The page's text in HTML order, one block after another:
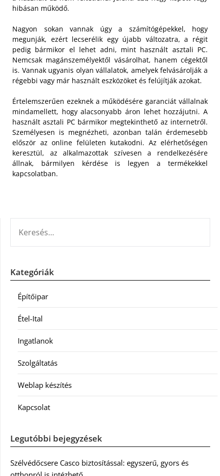
hibásan működő.
Nagyon sokan vannak úgy a számítógépekkel, hogy
megunják, ezért lecserélik egy újabb változatra, a régit
pedig bármikor el lehet adni, mint használt asztali PC.
Nemcsak magánszemélyektől vásárolhat, hanem cégektől
is. Vannak ugyanis olyan vállalatok, amelyek felvásárolják a
régebbi vagy már használt eszközöket és felújítják azokat.
Értelemszerűen ezeknek a működésére garanciát vállalnak
mindamellett, hogy alacsonyabb áron lehet hozzájutni. A
használt asztali PC bármikor megtekinthető az internetről.
Személyesen is megnézheti, azonban talán érdemesebb
először az online felületen kutakodni. Az elérhetőségen
keresztül, az alkalmazottak szívesen a rendelkezésére
állnak, bármilyen kérdése is legyen a termékekkel
kapcsolatban.
Kategóriák
Építőipar
Étel-Ital
Ingatlanok
Szolgáltatás
Weblap készítés
Kapcsolat
Legutóbbi bejegyzések
Szélvédőcsere Casco biztosítással: egyszerű, gyors és